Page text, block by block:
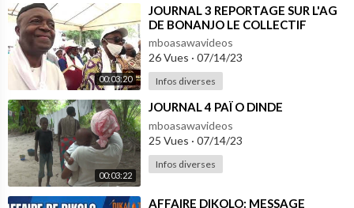
00:03:20
⁣JOURNAL 3 REPORTAGE SUR L'AG
DE BONANJO LE COLLECTIF
ASSURE ET RASSURE
mboasawavideos
26 Vues · 07/14/23
Infos diverses
00:03:22
⁣JOURNAL 4 PAÏ O DINDE
mboasawavideos
25 Vues · 07/14/23
Infos diverses
⁣AFFAIRE DIKOLO: MESSAGE